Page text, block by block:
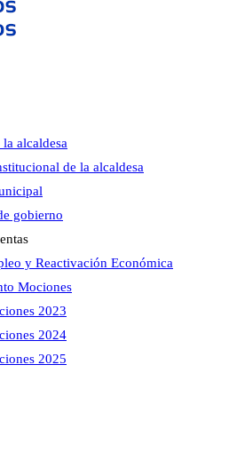
alcaldesa
de la alcaldesa
gobierno
y Reactivación Económica
Mociones
2023
2024
2025